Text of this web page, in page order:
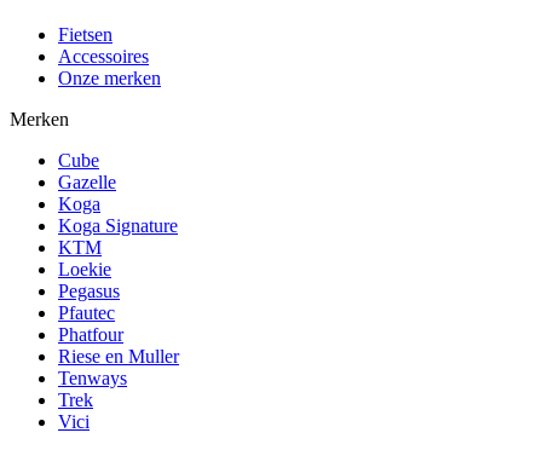
Fietsen
Accessoires
Onze merken
Merken
Cube
Gazelle
Koga
Koga Signature
KTM
Loekie
Pegasus
Pfautec
Phatfour
Riese en Muller
Tenways
Trek
Vici